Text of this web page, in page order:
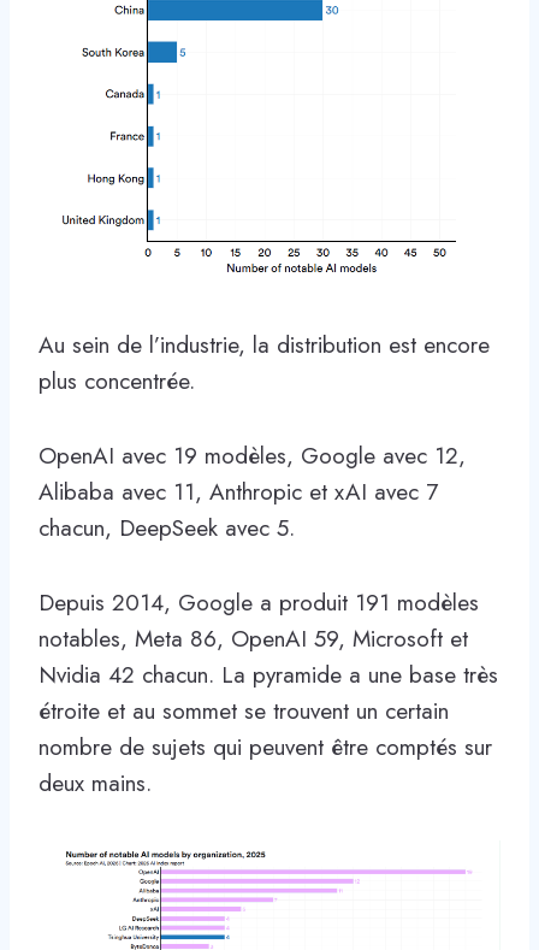
Au sein de l’industrie, la distribution est encore
plus concentrée.
OpenAI avec 19 modèles, Google avec 12,
Alibaba avec 11, Anthropic et xAI avec 7
chacun, DeepSeek avec 5.
Depuis 2014, Google a produit 191 modèles
notables, Meta 86, OpenAI 59, Microsoft et
Nvidia 42 chacun. La pyramide a une base très
étroite et au sommet se trouvent un certain
nombre de sujets qui peuvent être comptés sur
deux mains.